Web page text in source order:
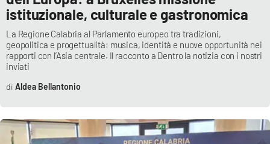
SPECIALI
Buona Sanità Calabria
Eventi
istituzionale, culturale e gastronomica
La Regione Calabria al Parlamento europeo tra tradizioni,
geopolitica e progettualità: musica, identità e nuove opportunità nei
rapporti con l’Asia centrale. Il racconto a Dentro la notizia con i nostri
inviati
Aldea Bellantonio